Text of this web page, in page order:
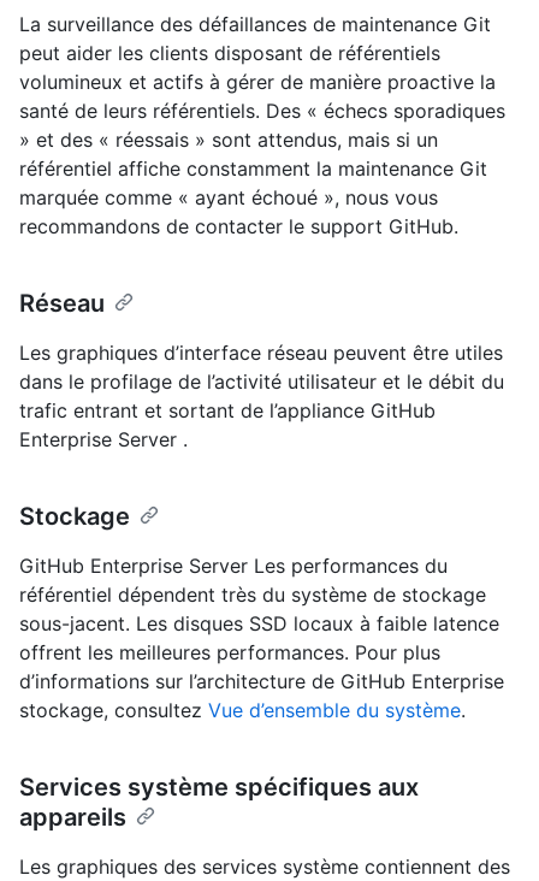
La surveillance des défaillances de maintenance Git
peut aider les clients disposant de référentiels
volumineux et actifs à gérer de manière proactive la
santé de leurs référentiels. Des « échecs sporadiques
» et des « réessais » sont attendus, mais si un
référentiel affiche constamment la maintenance Git
marquée comme « ayant échoué », nous vous
recommandons de contacter le support GitHub.
Réseau
Les graphiques d’interface réseau peuvent être utiles
dans le profilage de l’activité utilisateur et le débit du
trafic entrant et sortant de l’appliance GitHub
Enterprise Server .
Stockage
GitHub Enterprise Server Les performances du
référentiel dépendent très du système de stockage
sous-jacent. Les disques SSD locaux à faible latence
offrent les meilleures performances. Pour plus
d’informations sur l’architecture de GitHub Enterprise
stockage, consultez Vue d’ensemble du système.
Services système spécifiques aux
appareils
Les graphiques des services système contiennent des